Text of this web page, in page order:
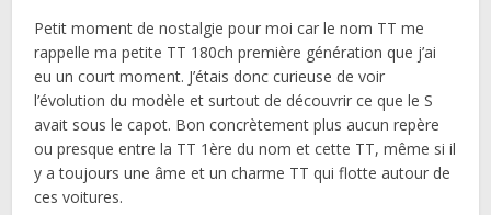
Petit moment de nostalgie pour moi car le nom TT me
rappelle ma petite TT 180ch première génération que j’ai
eu un court moment. J’étais donc curieuse de voir
l’évolution du modèle et surtout de découvrir ce que le S
avait sous le capot. Bon concrètement plus aucun repère
ou presque entre la TT 1ère du nom et cette TT, même si il
y a toujours une âme et un charme TT qui flotte autour de
ces voitures.